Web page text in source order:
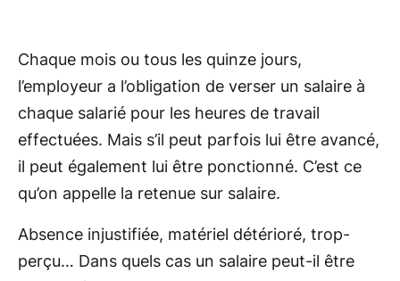
Chaque mois ou tous les quinze jours,
l’employeur a l’obligation de verser un salaire à
chaque salarié pour les heures de travail
effectuées. Mais s’il peut parfois lui être avancé,
il peut également lui être ponctionné. C’est ce
qu’on appelle la retenue sur salaire.
Absence injustifiée, matériel détérioré, trop-
perçu… Dans quels cas un salaire peut-il être